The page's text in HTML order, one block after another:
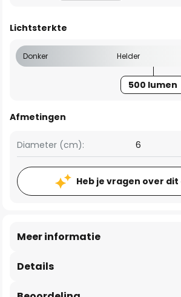
Lichtsterkte
Donker Helder
500 lumen
Afmetingen
Diameter (cm): 6
Heb je vragen over
Details
Meer informatie